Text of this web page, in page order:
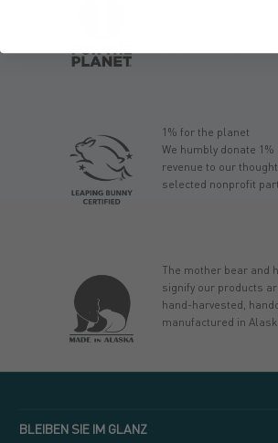
1% for the planet
We humbly donate 1%
revenue to our
selected nonprofit
The mother bear and
signify our products
hand-harvested,
manufactured in
BLEIBEN SIE IM GLANZ